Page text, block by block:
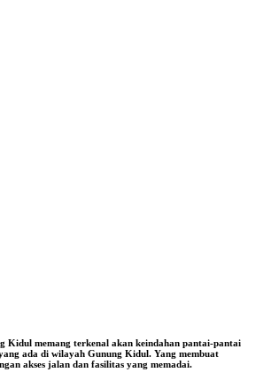
Kidul memang terkenal akan keindahan pantai-pantai
ada di wilayah Gunung Kidul. Yang membuat
akses jalan dan fasilitas yang memadai.